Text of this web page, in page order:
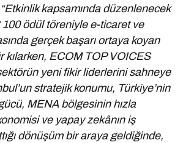
“Etkinlik kapsamında düzenlenecek
ödül töreniyle e-ticaret ve
gerçek başarı ortaya koyan
kılarken, ECOM TOP VOICES
yeni fikir liderlerini sahneye
stratejik konumu, Türkiye’nin
MENA bölgesinin hızla
ve yapay zekânın iş
dönüşüm bir araya geldiğinde,